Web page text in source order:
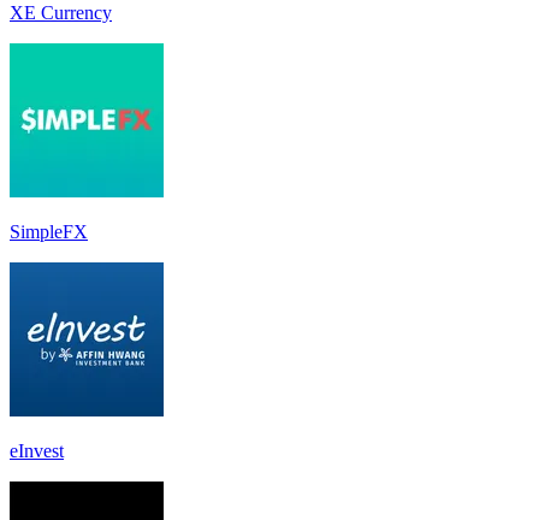
XE Currency
SimpleFX
eInvest